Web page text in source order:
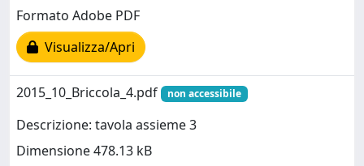
Formato Adobe PDF
Visualizza/Apri
2015_10_Briccola_4.pdf non accessibile
Descrizione: tavola assieme 3
Dimensione 478.13 kB